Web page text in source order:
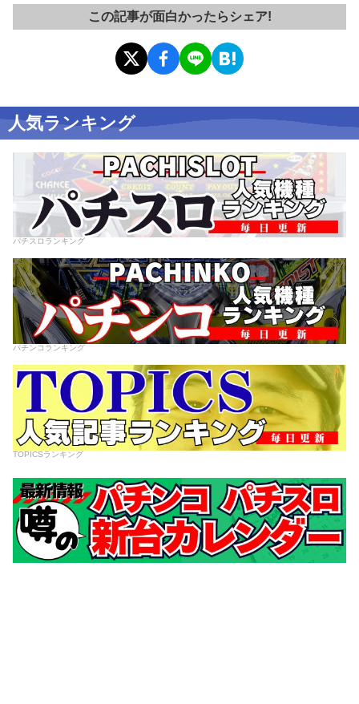
この記事が面白かったらシェア!
人気ランキング
パチスロランキング
パチンコランキング
TOPICSランキング